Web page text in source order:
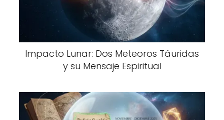
Impacto Lunar: Dos Meteoros Táuridas
y su Mensaje Espiritual